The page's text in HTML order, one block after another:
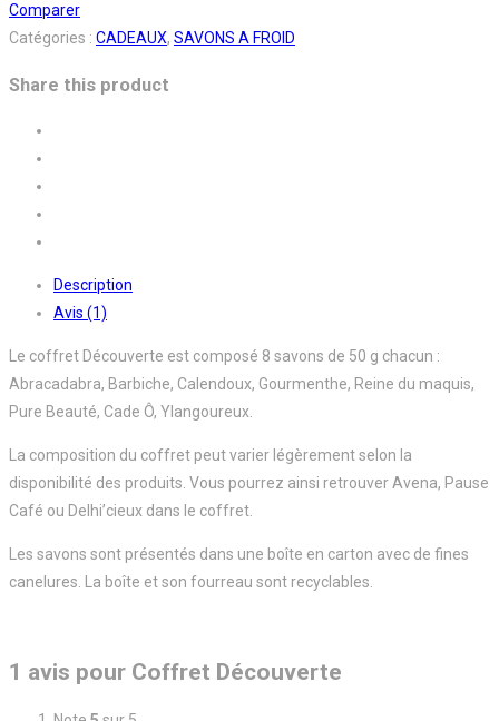
Comparer
Catégories : CADEAUX, SAVONS A FROID
Share this product
Description
Avis (1)
Le coffret Découverte est composé 8 savons de 50 g chacun :
Abracadabra, Barbiche, Calendoux, Gourmenthe, Reine du maquis,
Pure Beauté, Cade Ô, Ylangoureux.
La composition du coffret peut varier légèrement selon la
disponibilité des produits. Vous pourrez ainsi retrouver Avena, Pause
Café ou Delhi’cieux dans le coffret.
Les savons sont présentés dans une boîte en carton avec de fines
canelures. La boîte et son fourreau sont recyclables.
1 avis pour Coffret Découverte